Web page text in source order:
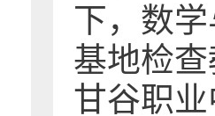
下，数
基地检
甘谷职